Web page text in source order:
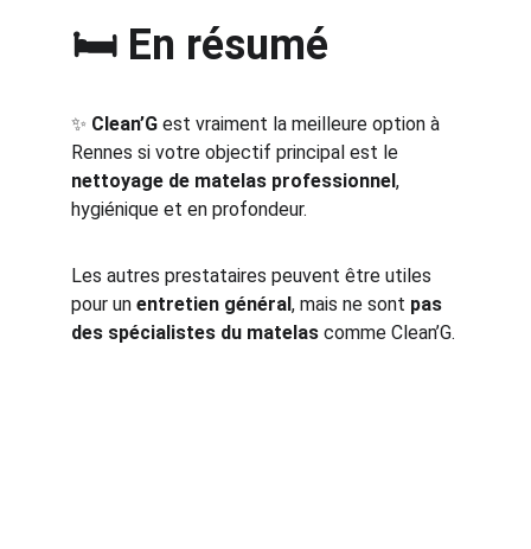
🛏️ En résumé
✨ Clean’G est vraiment la meilleure option à
Rennes si votre objectif principal est le
nettoyage de matelas professionnel,
hygiénique et en profondeur.
Les autres prestataires peuvent être utiles
pour un entretien général, mais ne sont pas
des spécialistes du matelas comme Clean’G.